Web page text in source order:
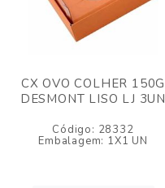
CX OVO COLHER 150G
DESMONT LISO LJ 3UN
Código: 28332
Embalagem: 1X1 UN